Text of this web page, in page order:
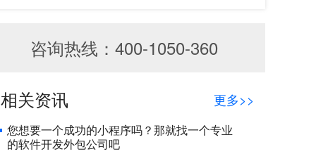
咨询热线：400-1050-360
相关资讯 更多>>
您想要一个成功的小程序吗？那就找一个专业
的软件开发外包公司吧